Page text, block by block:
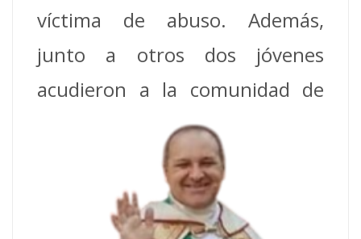
víctima de abuso. Además,
junto a otros dos jóvenes
acudieron a la comunidad de